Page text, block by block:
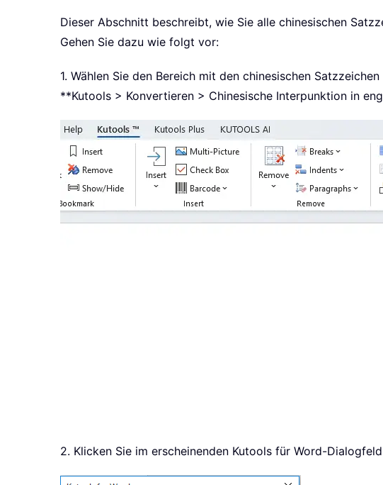
Dieser Abschnitt beschreibt, wie Sie alle chinesischen
Gehen Sie dazu wie folgt vor:
1. Wählen Sie den Bereich mit den chinesischen
**Kutools > Konvertieren > Chinesische Interpunktion in
2. Klicken Sie im erscheinenden Kutools für Word-Dialogfeld